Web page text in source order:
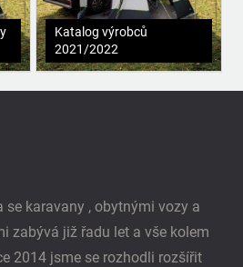
Katalog výrobců
2021/2022
karavany , obytnými vozy a
zabývá již řadu let a vše kolem
2014 jsme se rozhodli rozšířit